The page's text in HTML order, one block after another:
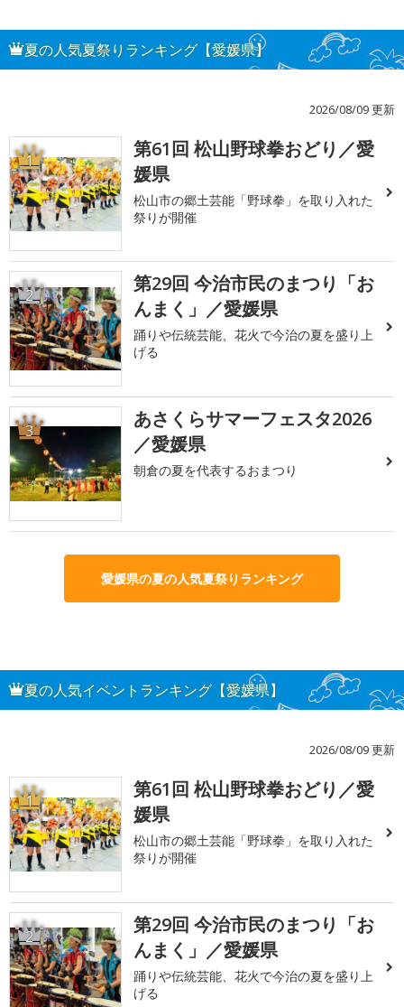
夏の人気夏祭りランキング【愛媛県】
2026/08/09 更新
1
第61回 松山野球拳おどり／愛
媛県
松山市の郷土芸能「野球拳」を取り入れた
祭りが開催
2
第29回 今治市民のまつり「お
んまく」／愛媛県
踊りや伝統芸能、花火で今治の夏を盛り上
げる
3
あさくらサマーフェスタ2026
／愛媛県
朝倉の夏を代表するおまつり
愛媛県の夏の人気夏祭りランキング
夏の人気イベントランキング【愛媛県】
2026/08/09 更新
1
第61回 松山野球拳おどり／愛
媛県
松山市の郷土芸能「野球拳」を取り入れた
祭りが開催
2
第29回 今治市民のまつり「お
んまく」／愛媛県
踊りや伝統芸能、花火で今治の夏を盛り上
げる